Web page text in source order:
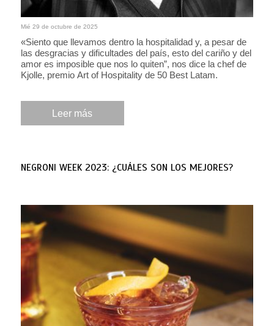
Mié 29 de octubre de 2025
«Siento que llevamos dentro la hospitalidad y, a pesar de
las desgracias y dificultades del país, esto del cariño y del
amor es imposible que nos lo quiten”, nos dice la chef de
Kjolle, premio Art of Hospitality de 50 Best Latam.
Leer más
NEGRONI WEEK 2023: ¿CUÁLES SON LOS MEJORES?